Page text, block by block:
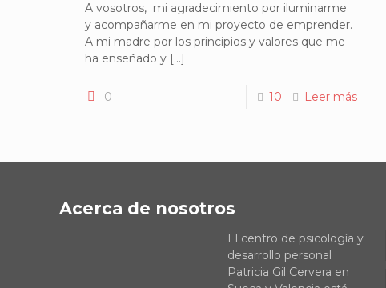
A vosotros, mi agradecimiento por iluminarme
y acompañarme en mi proyecto de emprender.
A mi madre por los principios y valores que me
ha enseñado y[…]
0 10 Leer más
Acerca de nosotros
El centro de psicología y
desarrollo personal
Patricia Gil Cervera en